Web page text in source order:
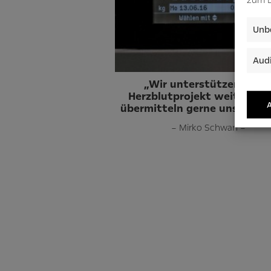
„Wir unterstützen dieses
Herzblutprojekt weiterhin
übermitteln gerne unsere
– Mirko Schwan –